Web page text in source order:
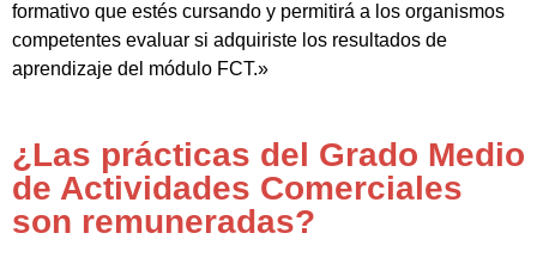
formativo que estés cursando y permitirá a los organismos
competentes evaluar si adquiriste los resultados de
aprendizaje del módulo FCT.»
¿Las prácticas del Grado Medio
de Actividades Comerciales
son remuneradas?